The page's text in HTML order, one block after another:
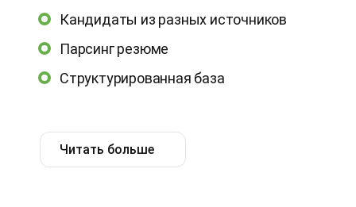
Кандидаты из разных источников
Парсинг резюме
Структурированная база
Читать больше